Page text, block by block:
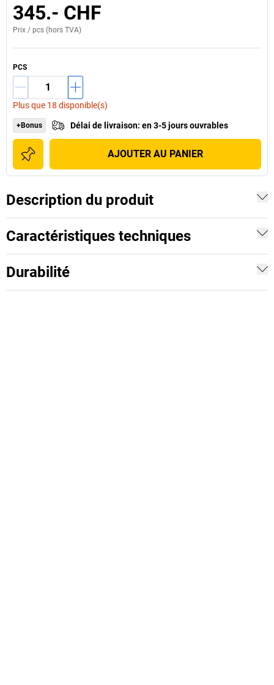
345.- CHF
Prix / pcs (hors TVA)
PCS
Plus que 18 disponible(s)
+Bonus Délai de livraison: en 3-5 jours ouvrables
AJOUTER AU PANIER
Description du produit
Caractéristiques techniques
Durabilité